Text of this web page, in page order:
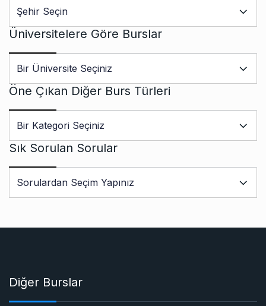
Üniversitelere Göre Burslar
Öne Çıkan Diğer Burs Türleri
Sık Sorulan Sorular
Diğer Burslar